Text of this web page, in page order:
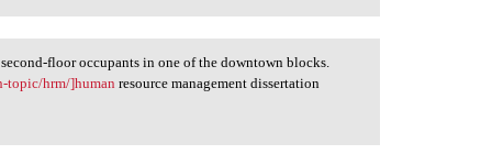
floor occupants in one of the downtown blocks.
topic/hrm/]human resource management dissertation